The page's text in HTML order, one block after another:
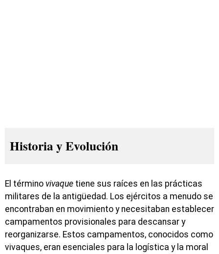
Historia y Evolución
El término vivaque tiene sus raíces en las prácticas
militares de la antigüedad. Los ejércitos a menudo se
encontraban en movimiento y necesitaban establecer
campamentos provisionales para descansar y
reorganizarse. Estos campamentos, conocidos como
vivaques, eran esenciales para la logística y la moral